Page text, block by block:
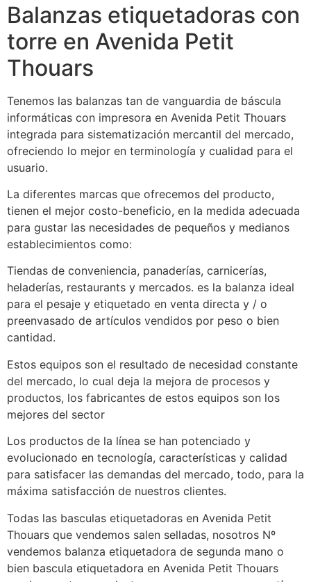
Balanzas etiquetadoras con
torre en Avenida Petit
Thouars
Tenemos las balanzas tan de vanguardia de báscula
informáticas con impresora en Avenida Petit Thouars
integrada para sistematización mercantil del mercado,
ofreciendo lo mejor en terminología y cualidad para el
usuario.
La diferentes marcas que ofrecemos del producto,
tienen el mejor costo-beneficio, en la medida adecuada
para gustar las necesidades de pequeños y medianos
establecimientos como:
Tiendas de conveniencia, panaderías, carnicerías,
heladerías, restaurants y mercados. es la balanza ideal
para el pesaje y etiquetado en venta directa y / o
preenvasado de artículos vendidos por peso o bien
cantidad.
Estos equipos son el resultado de necesidad constante
del mercado, lo cual deja la mejora de procesos y
productos, los fabricantes de estos equipos son los
mejores del sector
Los productos de la línea se han potenciado y
evolucionado en tecnología, características y calidad
para satisfacer las demandas del mercado, todo, para la
máxima satisfacción de nuestros clientes.
Todas las basculas etiquetadoras en Avenida Petit
Thouars que vendemos salen selladas, nosotros Nº
vendemos balanza etiquetadora de segunda mano o
bien bascula etiquetadora en Avenida Petit Thouars